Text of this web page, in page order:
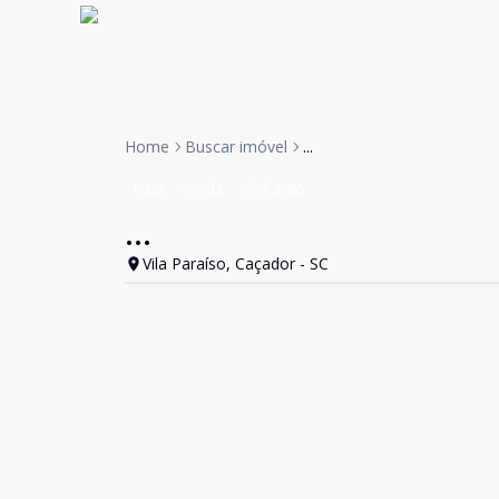
Home Buscar imóvel ...
...
Vila Paraíso, Caçador - SC